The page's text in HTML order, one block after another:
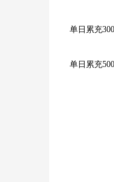
单日累充
单日累充